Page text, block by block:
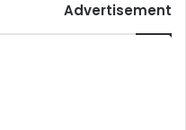
Advertisement